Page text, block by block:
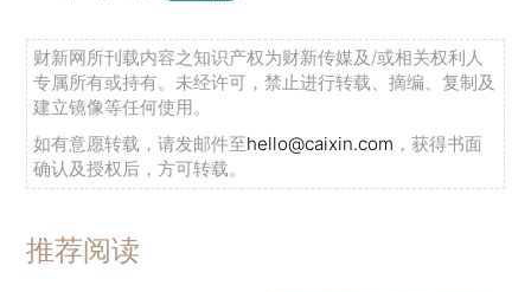
财新网所刊载内容之知识产权为财新传媒及/或相关权利人
专属所有或持有。未经许可，禁止进行转载、摘编、复制及
建立镜像等任何使用。
如有意愿转载，请发邮件至hello@caixin.com ，获得书面
确认及授权后，方可转载。
推荐阅读